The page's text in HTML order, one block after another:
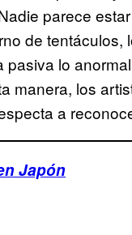
parece
de tentáculos,
lo
manera, los
a
Japón